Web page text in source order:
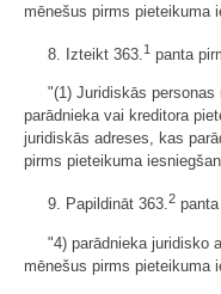
mēnešus pirms pieteikuma
8. Izteikt 363.1 panta
"(1) Juridiskās
parādnieka vai kreditora
juridiskās adreses, kas
pirms pieteikuma
9. Papildināt 363.2
"4) parādnieka juridisko
mēnešus pirms pieteikuma